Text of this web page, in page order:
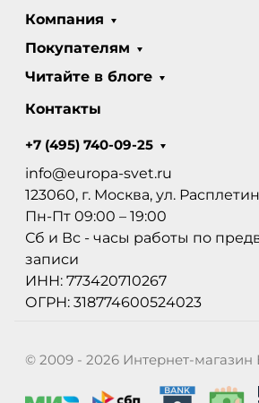
Компания
Покупателям
Читайте в блоге
Контакты
+7 (495) 740-09-25
info@europa-svet.ru
123060, г. Москва, ул.
Пн-Пт 09:00 – 19:00
Сб и Вс - часы работы по
записи
ИНН: 773420710267
ОГРН: 318774600524023
© 2009 - 2026 Интернет-